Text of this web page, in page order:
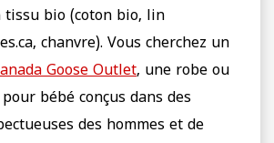
tissu bio (coton bio, lin
chanvre). Vous cherchez un
Goose Outlet, une robe ou
bébé conçus dans des
des hommes et de